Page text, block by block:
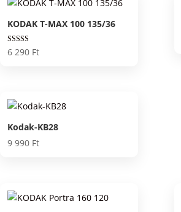
KODAK T-MAX 100 135/36
Értékelés:
5.00
6 290 Ft
Kodak-KB28
9 990 Ft